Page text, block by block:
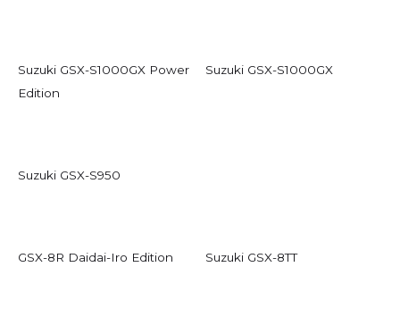
Suzuki GSX-S1000GX Power
Edition
Suzuki GSX-S1000GX
Suzuki GSX-S950
GSX-8R Daidai-Iro Edition Suzuki GSX-8TT